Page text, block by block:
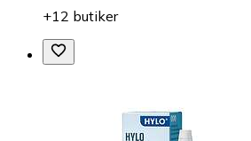
+12 butiker